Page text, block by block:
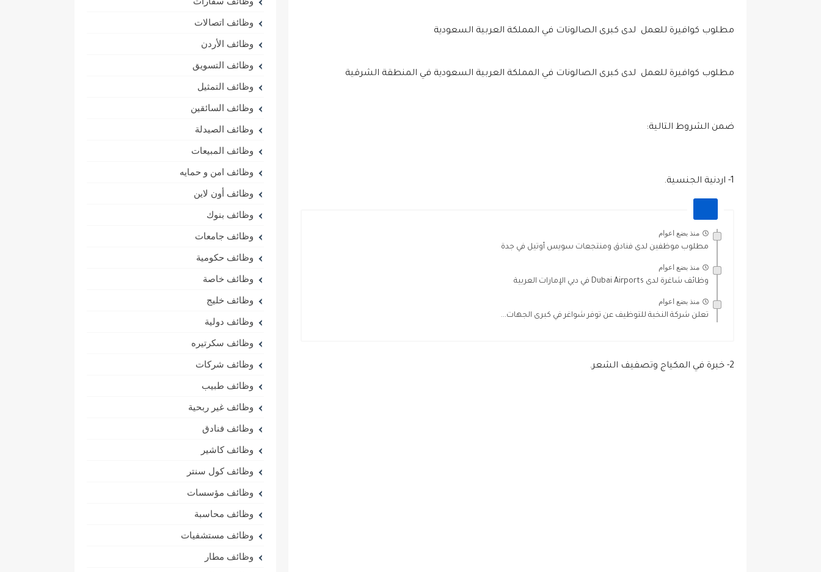
مطلوب كوافيرة للعمل لدى كبرى الصالونات في المملكة العربية السعودية
مطلوب كوافيرة للعمل لدى كبرى الصالونات في المملكة العربية السعودية في المنطقة الشرقية
ضمن الشروط التالية:
1- اردنية الجنسية.
منذ بضع اعوام
مطلوب موظفين لدى فنادق ومنتجعات سويس أوتيل في جدة
منذ بضع اعوام
وظائف شاغرة لدى Dubai Airports في دبي الإمارات العربية
منذ بضع اعوام
تعلن شركة النخبة للتوظيف عن توفر شواغر في كبرى الجهات...
2- خبرة في المكياج وتصفيف الشعر.
وظائف اتصالات
وظائف الأردن
وظائف التسويق
وظائف التمثيل
وظائف السائقين
وظائف الصيدلة
وظائف المبيعات
وظائف امن و حمايه
وظائف أون لاين
وظائف بنوك
وظائف جامعات
وظائف حكومية
وظائف خاصة
وظائف خليج
وظائف دولية
وظائف سكرتيره
وظائف شركات
وظائف طبيب
وظائف غير ربحية
وظائف فنادق
وظائف كاشير
وظائف كول سنتر
وظائف مؤسسات
وظائف محاسبة
وظائف مستشفيات
وظائف مطار